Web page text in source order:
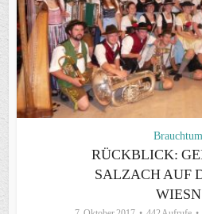
Brauchtum
RÜCKBLICK:
SALZACH AUF
WIESN